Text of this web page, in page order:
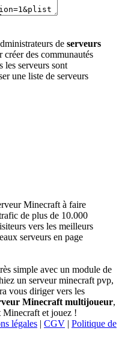
de serveurs
créer des communautés
les serveurs sont
une liste de serveurs
Minecraft à faire
de plus de 10.000
vers les meilleurs
serveurs en page
simple avec un module de
un serveur minecraft pvp,
vous diriger vers les
Minecraft multijoueur,
Minecraft et jouez !
légales | CGV | Politique de